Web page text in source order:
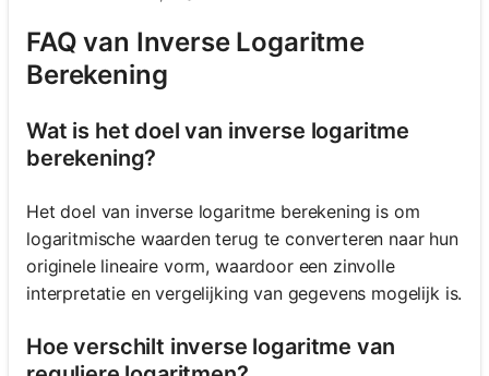
FAQ van Inverse Logaritme
Berekening
Wat is het doel van inverse logaritme
berekening?
Het doel van inverse logaritme berekening is om
logaritmische waarden terug te converteren naar hun
originele lineaire vorm, waardoor een zinvolle
interpretatie en vergelijking van gegevens mogelijk is.
Hoe verschilt inverse logaritme van